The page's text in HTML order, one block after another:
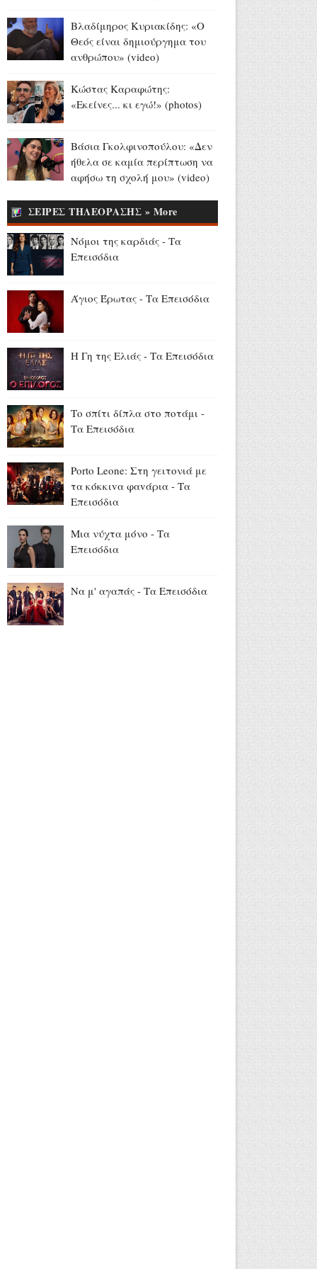
Αύγουστος 07, 2026
Δημόσιες ΣΑΕΚ: 95
ειδικότητες και 860 τμήματα
για το εκπαιδευτικό έτος
Αύγουστος 07, 2026
η γηραιότερη γυναίκα που
έκανε wing walk (videos)
Αύγουστος 07, 2026
Παγκόσμιο Στίβου Κ20:
Ασημένιο μετάλλιο για την
Έβελυν Μητροπούλου στο
μήκος (videos)
Madison Beer - Justin Herbert:
Αύγουστος 07, 2026
έφυγε από τη ζωή ο
«Χοντρός» της μεγάλης
13 και 15 Αυγούστου: Η ΕΡΤ
στην Ίμβρο για τον
επέτειο των 65 ετών
Ιερωσύνης του Οικουμενικού
Βλαδίμηρος Κυριακίδης: «Ο
Θεός είναι δημιούργημα του
ανθρώπου» (video)
Κώστας Καραφώτης:
«Εκείνες... κι εγώ!» (photos)
Βάσια Γκολφινοπούλου: «Δεν
ήθελα σε καμία περίπτωση να
αφήσω τη σχολή μου» (video)
ΣΕΙΡΕΣ ΤΗΛΕΟΡΑΣΗΣ » More
Νόμοι της καρδιάς - Τα
Επεισόδια
Άγιος Έρωτας - Τα Επεισόδια
Η Γη της Ελιάς - Τα Επεισόδια
Το σπίτι δίπλα στο ποτάμι -
Τα Επεισόδια
Porto Leone: Στη γειτονιά με
τα κόκκιvα φαvάρια - Τα
Επεισόδια
Μια νύχτα μόνο - Τα
Επεισόδια
Να μ' αγαπάς - Τα Επεισόδια